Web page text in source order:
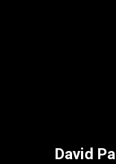
David